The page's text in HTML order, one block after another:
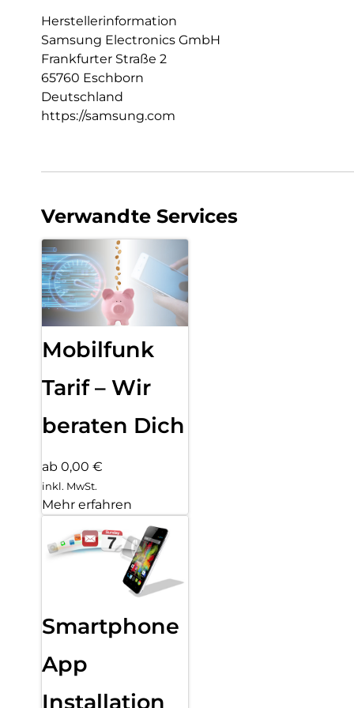
Herstellerinformation
Samsung Electronics GmbH
Frankfurter Straße 2
65760 Eschborn
Deutschland
https://samsung.com
Verwandte Services
Mobilfunk
Tarif – Wir
beraten Dich
ab 0,00 €
inkl. MwSt.
Mehr erfahren
Smartphone
App
Installation